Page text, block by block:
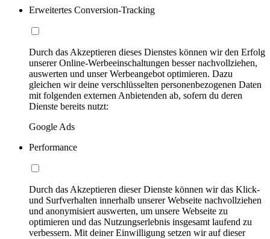
Erweitertes Conversion-Tracking
Durch das Akzeptieren dieses Dienstes können wir den Erfolg
unserer Online-Werbeeinschaltungen besser nachvollziehen,
auswerten und unser Werbeangebot optimieren. Dazu
gleichen wir deine verschlüsselten personenbezogenen Daten
mit folgenden externen Anbietenden ab, sofern du deren
Dienste bereits nutzt:
Google Ads
Performance
Durch das Akzeptieren dieser Dienste können wir das Klick-
und Surfverhalten innerhalb unserer Webseite nachvollziehen
und anonymisiert auswerten, um unsere Webseite zu
optimieren und das Nutzungserlebnis insgesamt laufend zu
verbessern. Mit deiner Einwilligung setzen wir auf dieser